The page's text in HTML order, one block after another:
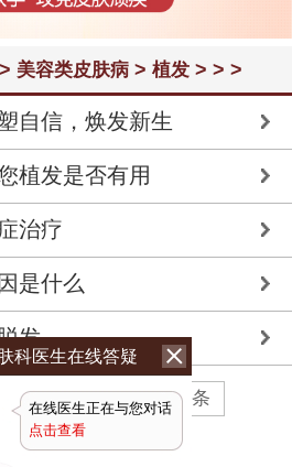
美容类皮肤病> 植发> > >
自信，焕发新生
植发是否有用
治疗
是什么
发
末页 共2页10条
科医生在线答疑
在线医生正在与您对话
点击查看